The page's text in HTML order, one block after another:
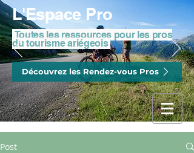
L'Espace Pro
Toutes les ressources pour les pros
du tourisme ariégeois
Découvrez les Rendez-vous Pros
Post